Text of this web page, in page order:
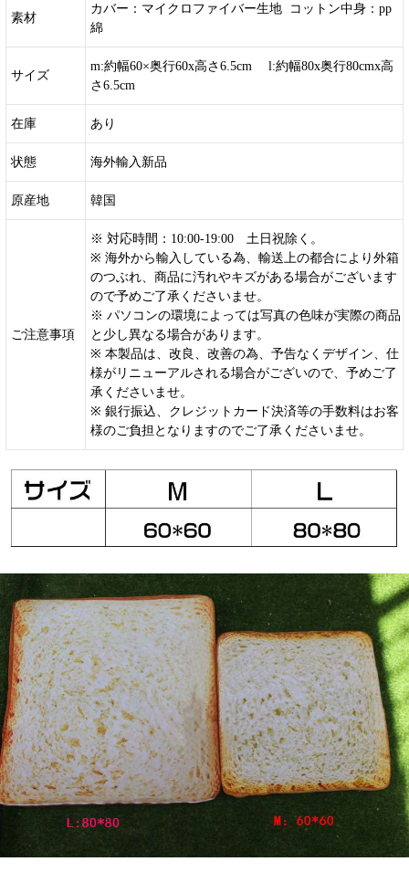
素材
カバー：マイクロファイバー生地 コットン中身：pp
綿
サイズ
m:約幅60×奥行60x高さ6.5cm l:約幅80x奥行80cmx高
さ6.5cm
在庫 あり
状態 海外輸入新品
原産地 韓国
ご注意事項
※ 対応時間：10:00-19:00 土日祝除く。
※ 海外から輸入している為、輸送上の都合により外箱
のつぶれ、商品に汚れやキズがある場合がございます
ので予めご了承くださいませ。
※ パソコンの環境によっては写真の色味が実際の商品
と少し異なる場合があります。
※ 本製品は、改良、改善の為、予告なくデザイン、仕
様がリニューアルされる場合がございので、予めご了
承くださいませ。
※ 銀行振込、クレジットカード決済等の手数料はお客
様のご負担となりますのでご了承くださいませ。